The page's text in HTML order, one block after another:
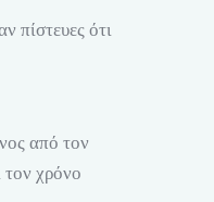
πίστευες ότι
από τον
τον χρόνο